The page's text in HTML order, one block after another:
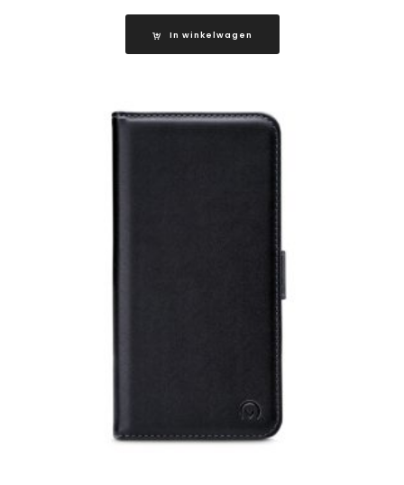
In winkelwagen